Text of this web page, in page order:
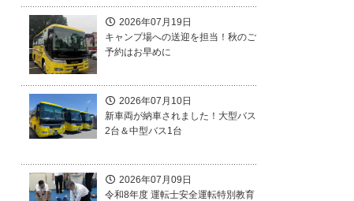
2026年07月19日
キャンプ場への送迎を担当！秋のご
予約はお早めに
2026年07月10日
新車両が納車されました！大型バス
2台＆中型バス1台
2026年07月09日
令和8年度 運転士安全運転特別教育